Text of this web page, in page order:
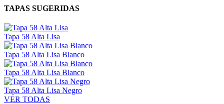
TAPAS SUGERIDAS
Tapa 58 Alta Lisa
Tapa 58 Alta Lisa Blanco
Tapa 58 Alta Lisa Blanco
Tapa 58 Alta Lisa Negro
VER TODAS